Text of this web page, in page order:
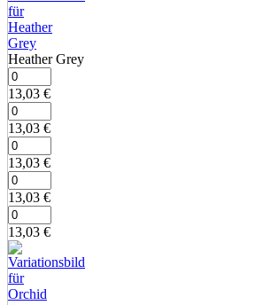
Heather Grey
13,03 €
13,03 €
13,03 €
13,03 €
13,03 €